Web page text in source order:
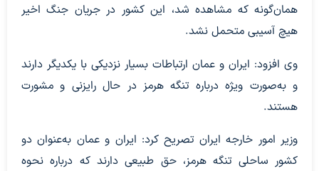
همان‌گونه که مشاهده شد، این کشور در جریان جنگ اخیر
هیچ آسیبی متحمل نشد.
وی افزود: ایران و عمان ارتباطات بسیار نزدیکی با یکدیگر دارند
و به‌صورت ویژه درباره تنگه هرمز در حال رایزنی و مشورت
هستند.
وزیر امور خارجه ایران تصریح کرد: ایران و عمان به‌عنوان دو
کشور ساحلی تنگه هرمز، حق طبیعی دارند که درباره نحوه